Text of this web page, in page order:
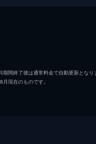
間終了後は通常料金で自動更新となり
現在のものです。